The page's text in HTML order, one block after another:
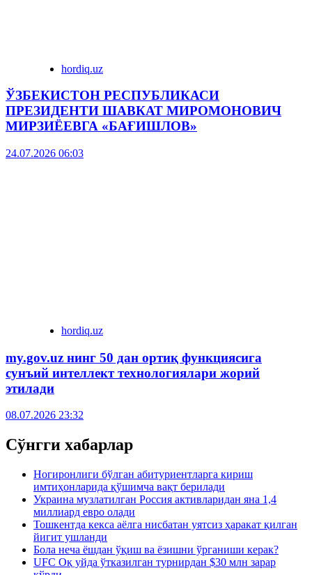
hordiq.uz
ЎЗБЕКИСТОН РЕСПУБЛИКАСИ
ПРЕЗИДЕНТИ ШАВКАТ МИРОМОНОВИЧ
МИРЗИЁЕВГА «БАҒИШЛОВ»
24.07.2026 06:03
hordiq.uz
my.gov.uz нинг 50 дан ортиқ функциясига
сунъий интеллект технологиялари жорий
этилади
08.07.2026 23:32
Сўнгги хабарлар
Ногиронлиги бўлган абитуриентларга кириш
имтиҳонларида қўшимча вақт берилади
Украина музлатилган Россия активларидан яна 1,4
миллиард евро олади
Тошкентда кекса аёлга нисбатан уятсиз ҳаракат қилган
йигит ушланди
Бола неча ёшдан ўқиш ва ёзишни ўрганиши керак?
UFC Оқ уйда ўтказилган турнирдан $30 млн зарар